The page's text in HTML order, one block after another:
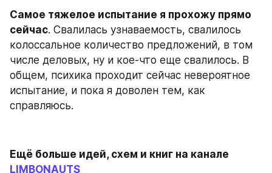
Самое тяжелое испытание я прохожу прямо
сейчас. Свалилась узнаваемость, свалилось
колоссальное количество предложений, в том
числе деловых, ну и кое-что еще свалилось. В
общем, психика проходит сейчас невероятное
испытание, и пока я доволен тем, как
справляюсь.
LIMBONAUTS